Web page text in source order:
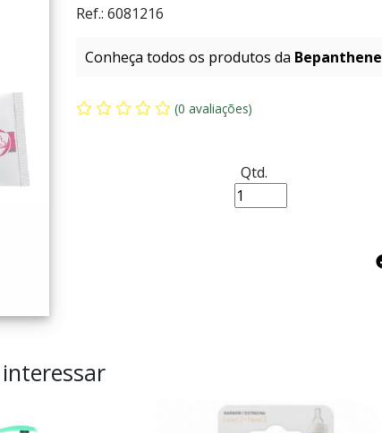
Ref.: 6081216
Conheça todos os produtos da Bepanthene
(0 avaliações)
Qtd.